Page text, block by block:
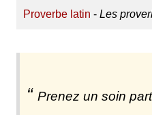
Proverbe latin - Les
Prenez un soin